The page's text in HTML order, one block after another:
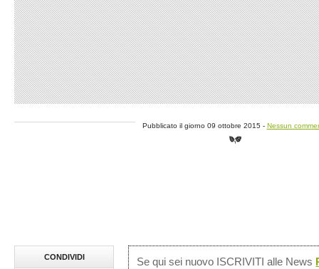
Pubblicato il giorno 09 ottobre 2015 - Nessun
Se qui sei nuovo ISCRIVITI alle News
CONDIVIDI